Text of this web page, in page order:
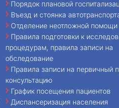
Порядок плановой
Въезд и стоянка
Отделение неотложной помощи
Правила подготовки к
процедурам, правила записи на
обследование
Правила записи на первичный
консультацию
График посещения пациентов
Диспансеризация населения